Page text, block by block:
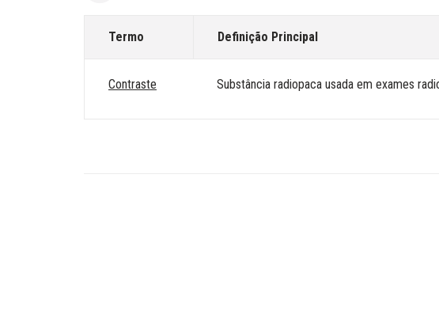
Termo Definição Principal
Contraste Substância radiopaca usada em exames